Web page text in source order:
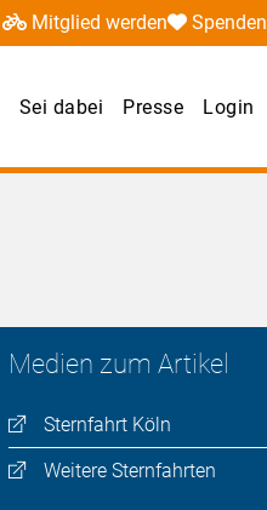
Mitglied werden Spenden
Sei dabei Presse Login
Medien zum Artikel
Sternfahrt Köln
Weitere Sternfahrten